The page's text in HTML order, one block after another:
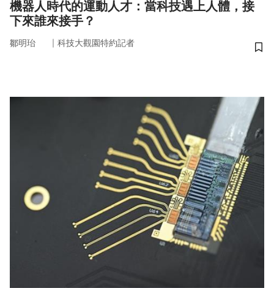
機器人時代的運動人才：當科技遇上人體，接
下來誰來接手？
鄒明珆 ｜ 科技大觀園特約記者
儲